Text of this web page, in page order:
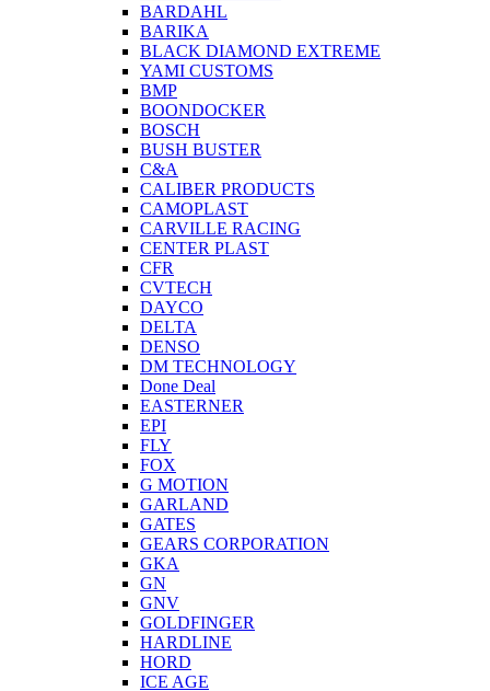
BARDAHL
BARIKA
BLACK DIAMOND EXTREME
YAMI CUSTOMS
BMP
BOONDOCKER
BOSCH
BUSH BUSTER
C&A
CALIBER PRODUCTS
CAMOPLAST
CARVILLE RACING
CENTER PLAST
CFR
CVTECH
DAYCO
DELTA
DENSO
DM TECHNOLOGY
Done Deal
EASTERNER
EPI
FLY
FOX
G MOTION
GARLAND
GATES
GEARS CORPORATION
GKA
GN
GNV
GOLDFINGER
HARDLINE
HORD
ICE AGE